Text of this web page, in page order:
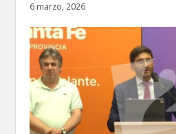
6 marzo, 2026